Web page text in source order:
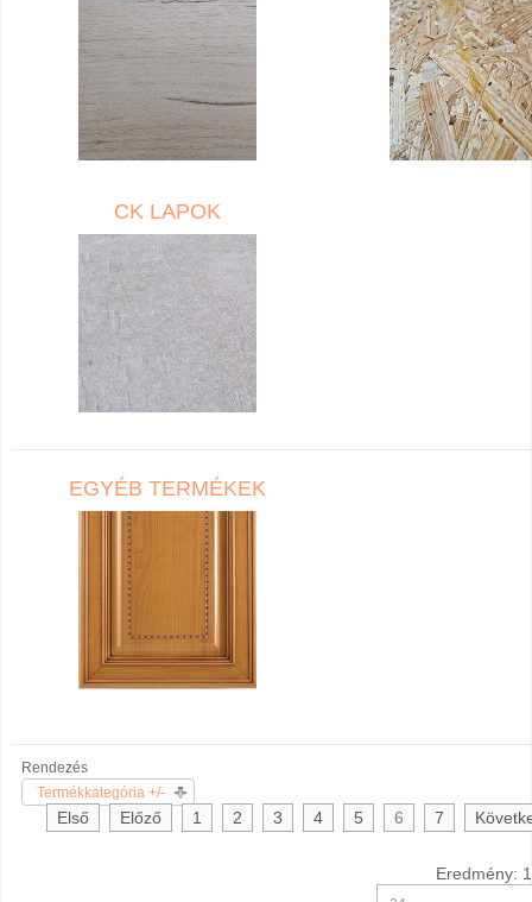
CK LAPOK
EGYÉB TERMÉKEK
Rendezés
Termékkategória +/-
Első Előző 1 2 3 4 5 6 7
Eredmény: